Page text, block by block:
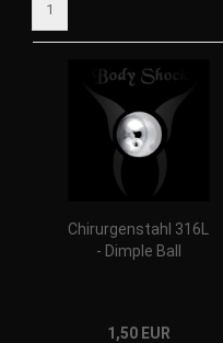
1
Chirurgenstahl 316L
- Dimple Ball
1,50 EUR